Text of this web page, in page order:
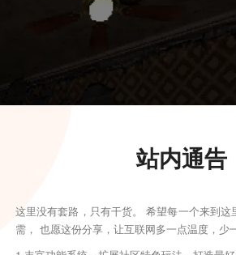
站内通告
这里没有套路，只有干货。 希望每一个来到
需， 也愿这份分享，让互联网多一点温度，少